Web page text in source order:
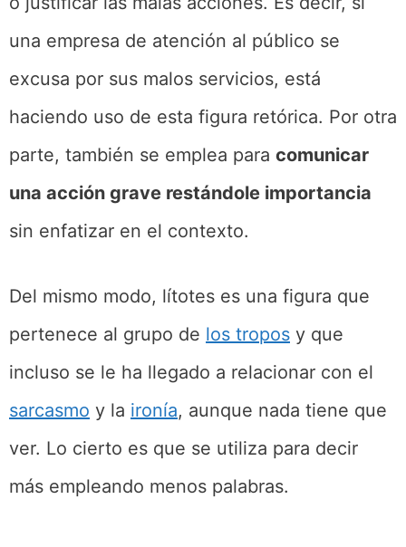
una empresa de atención al público se
excusa por sus malos servicios, está
haciendo uso de esta figura retórica. Por otra
parte, también se emplea para comunicar
una acción grave restándole importancia
sin enfatizar en el contexto.
Del mismo modo, lítotes es una figura que
pertenece al grupo de los tropos y que
incluso se le ha llegado a relacionar con el
sarcasmo y la ironía, aunque nada tiene que
ver. Lo cierto es que se utiliza para decir
más empleando menos palabras.